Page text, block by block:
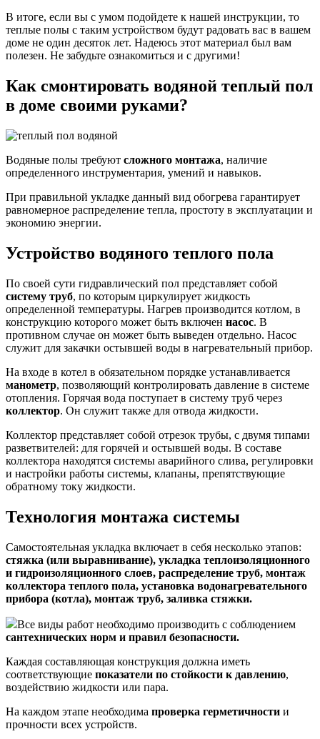
В итоге, если вы с умом подойдете к нашей инструкции, то
теплые полы с таким устройством будут радовать вас в вашем
доме не один десяток лет. Надеюсь этот материал был вам
полезен. Не забудьте ознакомиться и с другими!
Как смонтировать водяной теплый пол
в доме своими руками?
Водяные полы требуют сложного монтажа, наличие
определенного инструментария, умений и навыков.
При правильной укладке данный вид обогрева гарантирует
равномерное распределение тепла, простоту в эксплуатации и
экономию энергии.
Устройство водяного теплого пола
По своей сути гидравлический пол представляет собой
систему труб, по которым циркулирует жидкость
определенной температуры. Нагрев производится котлом, в
конструкцию которого может быть включен насос. В
противном случае он может быть выведен отдельно. Насос
служит для закачки остывшей воды в нагревательный прибор.
На входе в котел в обязательном порядке устанавливается
манометр, позволяющий контролировать давление в системе
отопления. Горячая вода поступает в систему труб через
коллектор. Он служит также для отвода жидкости.
Коллектор представляет собой отрезок трубы, с двумя типами
разветвителей: для горячей и остывшей воды. В составе
коллектора находятся системы аварийного слива, регулировки
и настройки работы системы, клапаны, препятствующие
обратному току жидкости.
Технология монтажа системы
Самостоятельная укладка включает в себя несколько этапов:
стяжка (или выравнивание), укладка теплоизоляционного
и гидроизоляционного слоев, распределение труб, монтаж
коллектора теплого пола, установка водонагревательного
прибора (котла), монтаж труб, заливка стяжки.
Все виды работ необходимо производить с соблюдением
сантехнических норм и правил безопасности.
Каждая составляющая конструкция должна иметь
соответствующие показатели по стойкости к давлению,
воздействию жидкости или пара.
На каждом этапе необходима проверка герметичности и
прочности всех устройств.